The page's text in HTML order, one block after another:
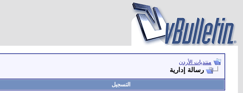
منتديات الأردن
رسالة إدارية
التسجيل